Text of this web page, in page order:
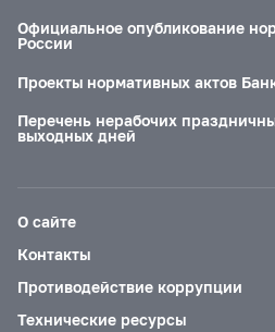
Официальное опубликование
России
Проекты нормативных актов
Перечень нерабочих
выходных дней
О сайте
Контакты
Противодействие коррупции
Технические ресурсы